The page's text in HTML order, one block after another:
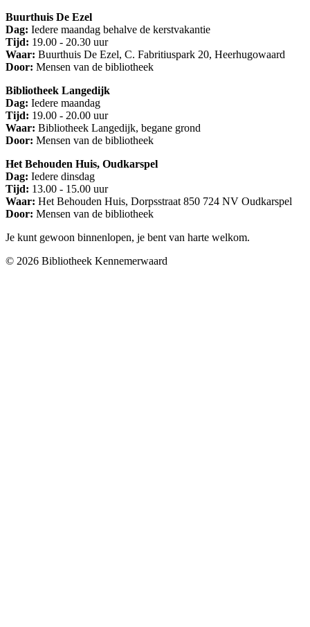
Buurthuis De Ezel
Dag: Iedere maandag behalve de kerstvakantie
Tijd: 19.00 - 20.30 uur
Waar: Buurthuis De Ezel, C. Fabritiuspark 20, Heerhugowaard
Door: Mensen van de bibliotheek
Bibliotheek Langedijk
Dag: Iedere maandag
Tijd: 19.00 - 20.00 uur
Waar: Bibliotheek Langedijk, begane grond
Door: Mensen van de bibliotheek
Het Behouden Huis, Oudkarspel
Dag: Iedere dinsdag
Tijd: 13.00 - 15.00 uur
Waar: Het Behouden Huis, Dorpsstraat 850 724 NV Oudkarspel​
Door: Mensen van de bibliotheek
Je kunt gewoon binnenlopen, je bent van harte welkom.
© 2026 Bibliotheek Kennemerwaard